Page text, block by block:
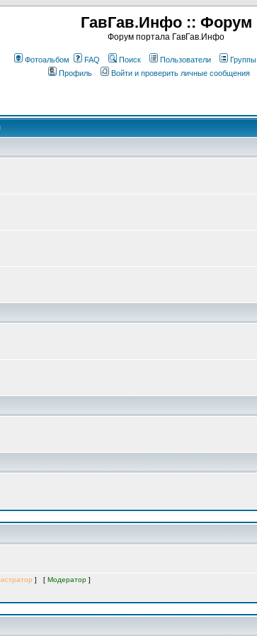
ГавГав.Инфо :: Форум
Форум портала ГавГав.Инфо
Фотоальбом FAQ Поиск Пользователи Группы
Профиль
Войти и проверить личные сообщения
] [ Модератор ]